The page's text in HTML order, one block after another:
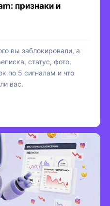
признаки и
вы заблокировали, а
статус, фото,
по 5 сигналам и что
вас.